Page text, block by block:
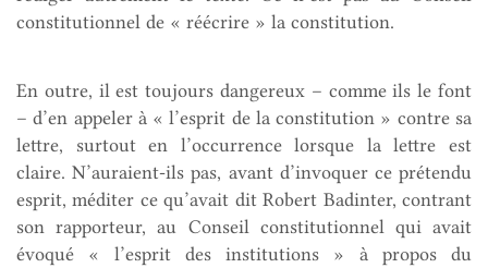
constitutionnel de « réécrire » la constitution.
En outre, il est toujours dangereux – comme ils le font
– d’en appeler à « l’esprit de la constitution » contre sa
lettre, surtout en l’occurrence lorsque la lettre est
claire. N’auraient-ils pas, avant d’invoquer ce prétendu
esprit, méditer ce qu’avait dit Robert Badinter, contrant
son rapporteur, au Conseil constitutionnel qui avait
évoqué « l’esprit des institutions » à propos du